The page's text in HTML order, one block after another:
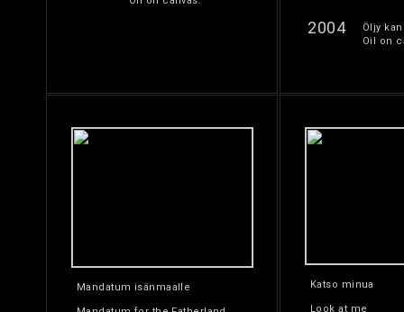
2004
Öljy
Oil on
Mandatum isänmaalle Katso minua
Look at me